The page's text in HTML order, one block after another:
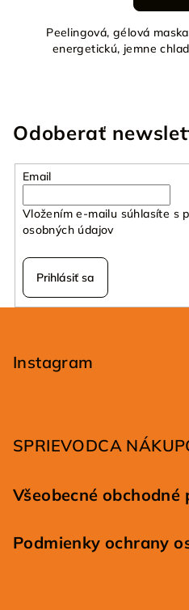
Peelingová, gélová
energetickú, jemne
Odoberať
Email
Vložením e-mailu súhlasíte s
osobných údajov
Prihlásiť sa
Instagram
SPRIEVODCA
Všeobecné obchodné
Podmienky ochrany